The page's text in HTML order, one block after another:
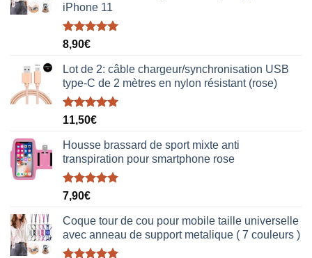
iPhone 11
Note5.00
sur 5
8,90€
Lot de 2: câble chargeur/synchronisation USB
type-C de 2 mètres en nylon résistant (rose)
Note5.00
sur 5
11,50€
Housse brassard de sport mixte anti
transpiration pour smartphone rose
Note5.00
sur 5
7,90€
Coque tour de cou pour mobile taille universelle
avec anneau de support metalique ( 7 couleurs )